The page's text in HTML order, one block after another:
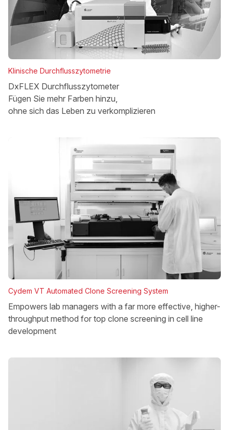
Klinische Durchflusszytometrie
DxFLEX Durchflusszytometer
Fügen Sie mehr Farben hinzu,
ohne sich das Leben zu verkomplizieren
Cydem VT Automated Clone Screening System
Empowers lab managers with a far more effective, higher-
throughput method for top clone screening in cell line
development